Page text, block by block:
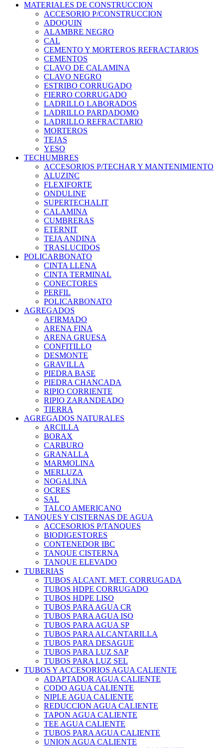
MATERIALES DE CONSTRUCCION
ACCESORIO P/CONSTRUCCION
ADOQUIN
ALAMBRE NEGRO
CAL
CEMENTO Y MORTEROS REFRACTARIOS
CEMENTOS
CLAVO DE CALAMINA
CLAVO NEGRO
ESTRIBO CORRUGADO
FIERRO CORRUGADO
LADRILLO LABORADOS
LADRILLO PARDADOMO
LADRILLO REFRACTARIO
MORTEROS
TEJAS
YESO
TECHUMBRES
ACCESORIOS P/TECHAR Y MANTENIMIENTO
ALUZINC
FLEXIFORTE
ONDULINE
SUPERTECHALIT
CALAMINA
CUMBRERAS
ETERNIT
TEJA ANDINA
TRASLUCIDOS
POLICARBONATO
CINTA LLENA
CINTA TERMINAL
CONECTORES
PERFIL
POLICARBONATO
AGREGADOS
AFIRMADO
ARENA FINA
ARENA GRUESA
CONFITILLO
DESMONTE
GRAVILLA
PIEDRA BASE
PIEDRA CHANCADA
RIPIO CORRIENTE
RIPIO ZARANDEADO
TIERRA
AGREGADOS NATURALES
ARCILLA
BORAX
CARBURO
GRANALLA
MARMOLINA
MERLUZA
NOGALINA
OCRES
SAL
TALCO AMERICANO
TANQUES Y CISTERNAS DE AGUA
ACCESORIOS P/TANQUES
BIODIGESTORES
CONTENEDOR IBC
TANQUE CISTERNA
TANQUE ELEVADO
TUBERIAS
TUBOS ALCANT. MET. CORRUGADA
TUBOS HDPE CORRUGADO
TUBOS HDPE LISO
TUBOS PARA AGUA CR
TUBOS PARA AGUA ISO
TUBOS PARA AGUA SP
TUBOS PARA ALCANTARILLA
TUBOS PARA DESAGUE
TUBOS PARA LUZ SAP
TUBOS PARA LUZ SEL
TUBOS Y ACCESORIOS AGUA CALIENTE
ADAPTADOR AGUA CALIENTE
CODO AGUA CALIENTE
NIPLE AGUA CALIENTE
REDUCCION AGUA CALIENTE
TAPON AGUA CALIENTE
TEE AGUA CALIENTE
TUBOS PARA AGUA CALIENTE
UNION AGUA CALIENTE